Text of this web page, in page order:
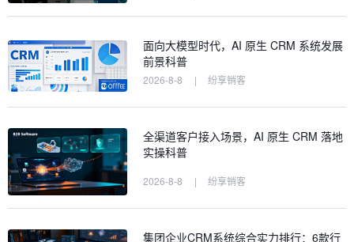
面向大模型时代，AI 原生 CRM 系统发展
前景科普
2026-8-8 | 纷享销客
全渠道客户接入场景，AI 原生 CRM 落地
实操科普
2026-8-8 | 纷享销客
集团企业CRM系统综合实力排行：6款行